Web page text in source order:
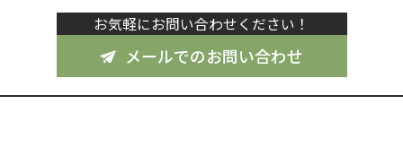
お気軽にお問い合わせください！
メールでのお問い合わせ